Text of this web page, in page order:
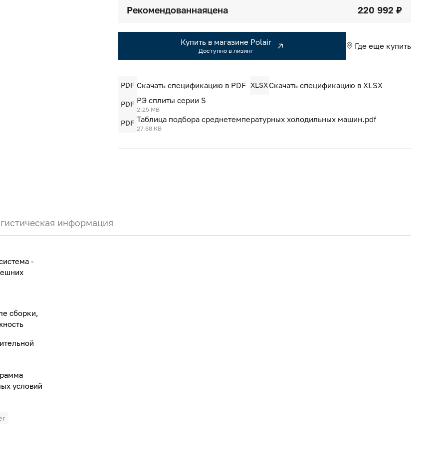
Рекомендованнаяцена 220 992 ₽
Купить в магазине Polair
Доступно в лизинг
Где еще купить
PDF Скачать спецификацию в PDF XLSXСкачать спецификацию в XLSX
PDF РЭ сплиты серии S
2.25 MB
PDF Таблица подбора среднетемпературных холодильных машин.pdf
27.68 KB
информация
-
сборки,
условий